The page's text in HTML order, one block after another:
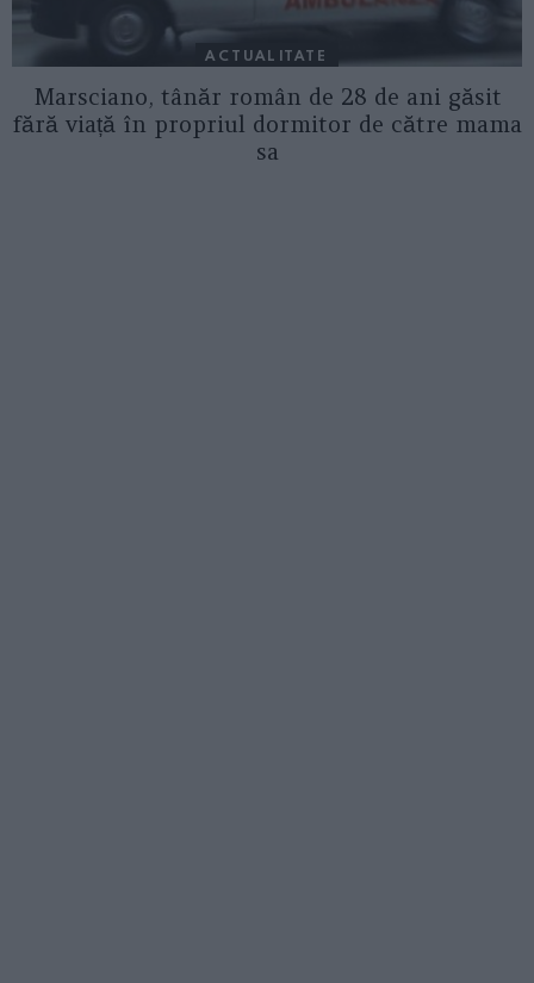
ACTUALITATE
Marsciano, tânăr român de 28 de ani găsit
fără viață în propriul dormitor de către mama
sa